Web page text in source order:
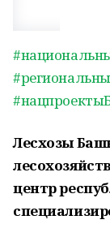
Лесхозы
центр